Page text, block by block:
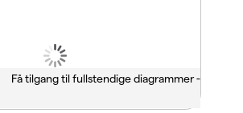
Få tilgang til fullstendige diagrammer -